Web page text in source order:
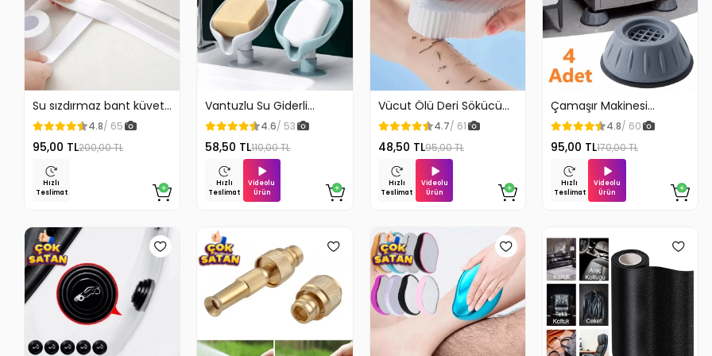
Su sızdırmaz bant küvet
Tezgah tamir bandı
4.8/ 65
95,00 TL200,00 TL
Hızlı
Teslimat
Vantuzlu Su Giderli
Sabunluk Kaymaz
4.6/ 53
58,50 TL110,00 TL
Hızlı
Teslimat
Videolu
Ürün
Vücut Ölü Deri Sökücü
Peeling Banyo Duş
Süngeri
4.7/ 61
48,50 TL95,00 TL
Hızlı
Teslimat
Videolu
Ürün
Çamaşır Makinesi
Titreşim Engelleyici
Stoper 4Lü
4.8/ 60
95,00 TL170,00 TL
Hızlı
Teslimat
Videolu
Ürün